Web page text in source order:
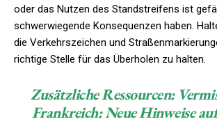
oder das Nutzen des Standstreifens ist
schwerwiegende Konsequenzen haben.
die Verkehrszeichen und
richtige Stelle für das Überholen zu halten.
Zusätzliche Ressourcen:
Frankreich: Neue Hinweise